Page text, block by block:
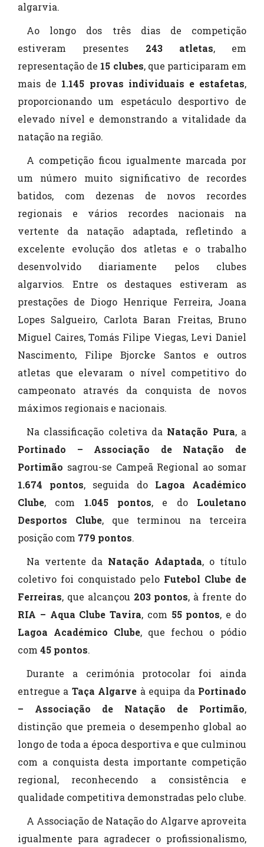
algarvia.
Ao longo dos três dias de competição
estiveram presentes 243 atletas, em
representação de 15 clubes, que participaram em
mais de 1.145 provas individuais e estafetas,
proporcionando um espetáculo desportivo de
elevado nível e demonstrando a vitalidade da
natação na região.
A competição ficou igualmente marcada por
um número muito significativo de recordes
batidos, com dezenas de novos recordes
regionais e vários recordes nacionais na
vertente da natação adaptada, refletindo a
excelente evolução dos atletas e o trabalho
desenvolvido diariamente pelos clubes
algarvios. Entre os destaques estiveram as
prestações de Diogo Henrique Ferreira, Joana
Lopes Salgueiro, Carlota Baran Freitas, Bruno
Miguel Caires, Tomás Filipe Viegas, Levi Daniel
Nascimento, Filipe Bjorcke Santos e outros
atletas que elevaram o nível competitivo do
campeonato através da conquista de novos
máximos regionais e nacionais.
Na classificação coletiva da Natação Pura, a
Portinado – Associação de Natação de
Portimão sagrou-se Campeã Regional ao somar
1.674 pontos, seguida do Lagoa Académico
Clube, com 1.045 pontos, e do Louletano
Desportos Clube, que terminou na terceira
posição com 779 pontos.
Na vertente da Natação Adaptada, o título
coletivo foi conquistado pelo Futebol Clube de
Ferreiras, que alcançou 203 pontos, à frente do
RIA – Aqua Clube Tavira, com 55 pontos, e do
Lagoa Académico Clube, que fechou o pódio
com 45 pontos.
Durante a cerimónia protocolar foi ainda
entregue a Taça Algarve à equipa da Portinado
– Associação de Natação de Portimão,
distinção que premeia o desempenho global ao
longo de toda a época desportiva e que culminou
com a conquista desta importante competição
regional, reconhecendo a consistência e
qualidade competitiva demonstradas pelo clube.
A Associação de Natação do Algarve aproveita
igualmente para agradecer o profissionalismo,